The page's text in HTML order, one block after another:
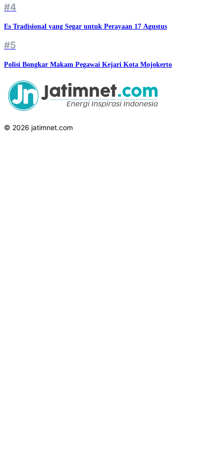
#4
Es Tradisional yang Segar untuk Perayaan 17 Agustus
#5
Polisi Bongkar Makam Pegawai Kejari Kota Mojokerto
© 2026 jatimnet.com